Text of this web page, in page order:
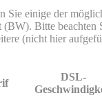
Sie einige der
(BW). Bitte beachten
(nicht hier
DSL-